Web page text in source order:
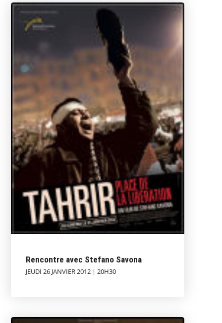
Rencontre avec Stefano Savona
JEUDI 26 JANVIER 2012 | 20H30